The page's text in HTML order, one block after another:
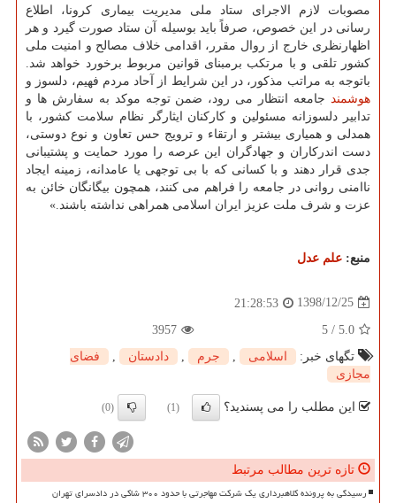
مصوبات لازم الاجرای ستاد ملی مدیریت بیماری كرونا، اطلاع
رسانی در این خصوص، صرفاً باید بوسیله آن ستاد صورت گیرد و هر
اظهارنظری خارج از روال مقرر، اقدامی خلاف مصالح و امنیت ملی
كشور تلقی و با مرتكب برمبنای قوانین مربوط برخورد خواهد شد.
باتوجه به مراتب مذكور، در این شرایط از آحاد مردم فهیم، دلسوز و
هوشمند جامعه انتظار می رود، ضمن توجه موكد به سفارش ها و
تدابیر دلسوزانه مسئولین و كاركنان ایثارگر نظام سلامت كشور، با
همدلی و همیاری بیشتر و ارتقاء و ترویج حس تعاون و نوع دوستی،
دست اندركاران و جهادگران این عرصه را مورد حمایت و پشتیبانی
جدی قرار دهند و با كسانی كه با بی توجهی یا عامدانه، زمینه ایجاد
ناامنی روانی در جامعه را فراهم می كنند، همچون بیگانگان خائن به
عزت و شرف ملت عزیز ایران اسلامی همراهی نداشته باشند.»
منبع: علم عدل
1398/12/25
21:28:53
5.0
/
5
3957
تگهای خبر:
اسلامی جرم دادستان
فضای
مجازی
این مطلب را می پسندید؟ (1)
(0)
تازه ترین مطالب مرتبط
رسیدگی به پرونده کلاهبرداری یک شرکت مهاجرتی با حدود ۳۰۰ شاکی در دادسرای تهران